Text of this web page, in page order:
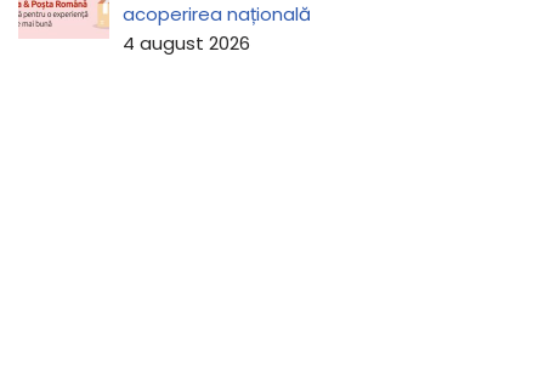
acoperirea națională
4 august 2026